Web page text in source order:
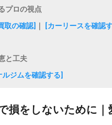
プロの視点
取の確認] [カーリースを確認
と工夫
ルジムを確認する]
損をしないために